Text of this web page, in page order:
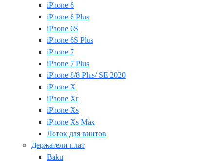
iPhone 6
iPhone 6 Plus
iPhone 6S
iPhone 6S Plus
iPhone 7
iPhone 7 Plus
iPhone 8/8 Plus/ SE 2020
iPhone X
iPhone Xr
iPhone Xs
iPhone Xs Max
Лоток для винтов
Держатели плат
Baku